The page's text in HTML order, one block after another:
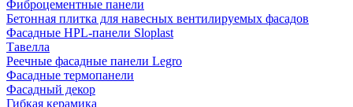
Фиброцементные панели
Бетонная плитка для навесных вентилируемых фасадов
Фасадные HPL-панели Sloplast
Тавелла
Реечные фасадные панели Legro
Фасадные термопанели
Фасадный декор
Гибкая керамика